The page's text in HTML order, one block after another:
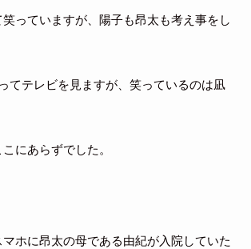
っていますが、陽子も昂太も考え事をし
てテレビを見ますが、笑っているのは凪
にあらずでした。
ホに昂太の母である由紀が入院していた